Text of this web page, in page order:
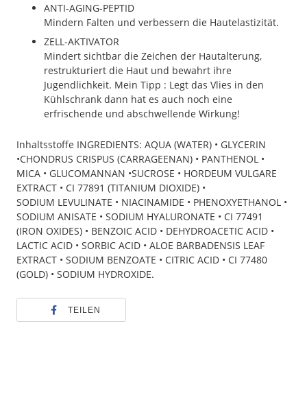
ANTI-AGING-PEPTID
Mindern Falten und verbessern die Hautelastizität.
ZELL-AKTIVATOR
Mindert sichtbar die Zeichen der Hautalterung,
restrukturiert die Haut und bewahrt ihre
Jugendlichkeit. Mein Tipp : Legt das Vlies in den
Kühlschrank dann hat es auch noch eine
erfrischende und abschwellende Wirkung!
Inhaltsstoffe INGREDIENTS: AQUA (WATER) • GLYCERIN
•CHONDRUS CRISPUS (CARRAGEENAN) • PANTHENOL •
MICA • GLUCOMANNAN •SUCROSE • HORDEUM VULGARE
EXTRACT • CI 77891 (TITANIUM DIOXIDE) •
SODIUM LEVULINATE • NIACINAMIDE • PHENOXYETHANOL •
SODIUM ANISATE • SODIUM HYALURONATE • CI 77491
(IRON OXIDES) • BENZOIC ACID • DEHYDROACETIC ACID •
LACTIC ACID • SORBIC ACID • ALOE BARBADENSIS LEAF
EXTRACT • SODIUM BENZOATE • CITRIC ACID • CI 77480
(GOLD) • SODIUM HYDROXIDE.
TEILEN